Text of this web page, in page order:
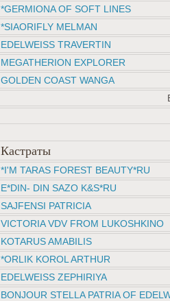
*GERMIONA OF SOFT LINES
*SIAORIFLY MELMAN
EDELWEISS TRAVERTIN
MEGATHERION EXPLORER
GOLDEN COAST WANGA
Кастраты
*I'M TARAS FOREST BEAUTY*RU
E*DIN- DIN SAZO K&S*RU
SAJFENSI PATRICIA
VICTORIA VDV FROM LUKOSHKINO
KOTARUS AMABILIS
*ORLIK KOROL ARTHUR
EDELWEISS ZEPHIRIYA
BONJOUR STELLA PATRIA OF